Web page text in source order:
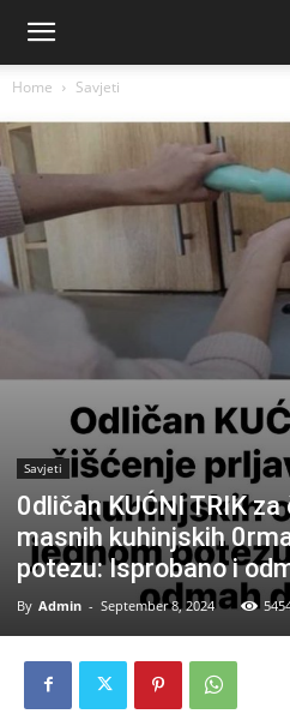
Home Savjeti
Savjeti
0dličan KUĆNI TRIK
masnih kuhinjskih
potezu: Isprobano i
By Admin - September 8, 2024